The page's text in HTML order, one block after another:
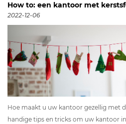
How to: een kantoor met
2022-12-06
Hoe maakt u uw kantoor gezellig met
handige tips en tricks om uw kantoor